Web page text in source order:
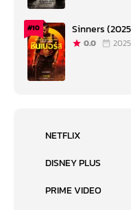
#10 Sinners
0.0 2025
NETFLIX
DISNEY PLUS
PRIME VIDEO